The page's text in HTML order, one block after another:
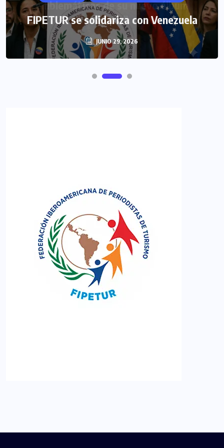
FIPETUR se solidariza con Venezuela
JUNIO 29, 2026